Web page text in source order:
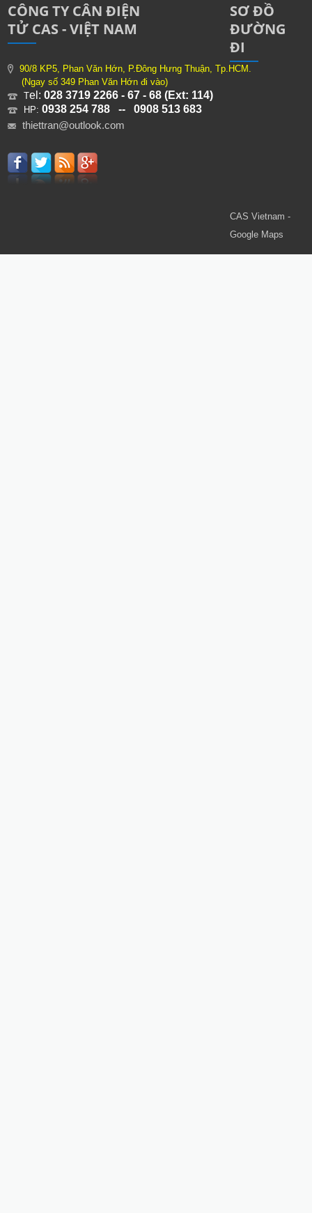
CÔNG TY CÂN ĐIỆN
TỬ CAS - VIỆT NAM
90/8 KP5, Phan Văn Hớn, P.Đông Hưng Thuận, Tp.HCM.
(Ngay số 349 Phan Văn Hớn đi vào)
Tel:028 3719 2266 - 67 - 68 (Ext: 114)
HP:0938 254 788 -- 0908 513 683
thiettran@outlook.com
SƠ ĐỒ
ĐƯỜNG
ĐI
CAS Vietnam -
Google Maps